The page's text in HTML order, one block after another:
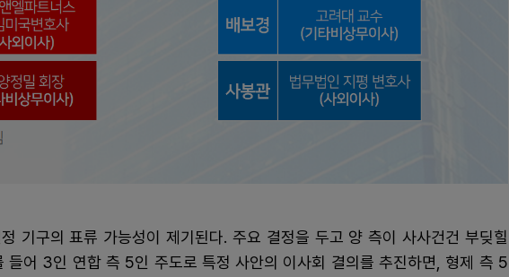
기구의 표류 가능성이 제기된다. 주요 결정을 두고 양 측이 사사건건 부딪힐
들어 3인 연합 측 5인 주도로 특정 사안의 이사회 결의를 추진하면, 형제 측 5